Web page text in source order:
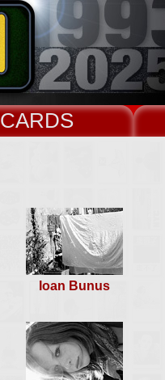
CARDS
Ioan Bunus